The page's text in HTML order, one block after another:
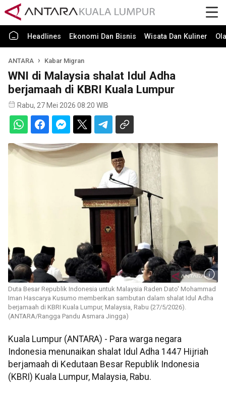
Headlines Ekonomi Dan Bisnis Wisata Dan Kuliner
ANTARA Kabar Migran
WNI di Malaysia shalat Idul Adha
berjamaah di KBRI Kuala Lumpur
Rabu, 27 Mei 2026 08:20 WIB
Duta Besar Republik Indonesia untuk Malaysia Raden Dato' Mohammad
Iman Hascarya Kusumo memberikan sambutan dalam shalat Idul Adha
berjamaah di KBRI Kuala Lumpur, Malaysia, Rabu (27/5/2026).
(ANTARA/Rangga Pandu Asmara Jingga)
Kuala Lumpur (ANTARA) - Para warga negara
Indonesia menunaikan shalat Idul Adha 1447 Hijriah
berjamaah di Kedutaan Besar Republik Indonesia
(KBRI) Kuala Lumpur, Malaysia, Rabu.